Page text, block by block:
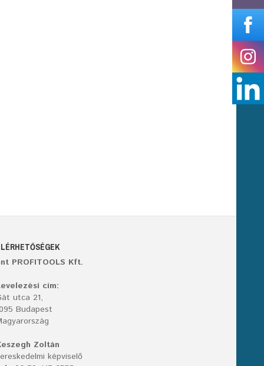
PROFITOOLS Kft.
cím:
utca 21,
Budapest
Zoltán
képviselő